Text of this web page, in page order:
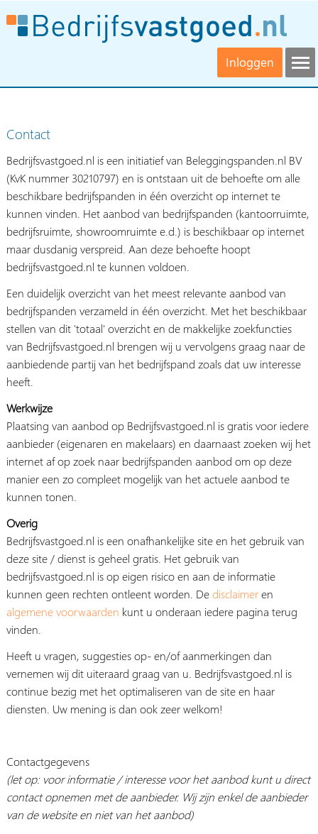
Inloggen
Contact
Bedrijfsvastgoed.nl is een initiatief van Beleggingspanden.nl BV
(KvK nummer 30210797) en is ontstaan uit de behoefte om alle
beschikbare bedrijfspanden in één overzicht op internet te
kunnen vinden. Het aanbod van bedrijfspanden (kantoorruimte,
bedrijfsruimte, showroomruimte e.d.) is beschikbaar op internet
maar dusdanig verspreid. Aan deze behoefte hoopt
bedrijfsvastgoed.nl te kunnen voldoen.
Een duidelijk overzicht van het meest relevante aanbod van
bedrijfspanden verzameld in één overzicht. Met het beschikbaar
stellen van dit 'totaal' overzicht en de makkelijke zoekfuncties
van Bedrijfsvastgoed.nl brengen wij u vervolgens graag naar de
aanbiedende partij van het bedrijfspand zoals dat uw interesse
heeft.
Werkwijze
Plaatsing van aanbod op Bedrijfsvastgoed.nl is gratis voor iedere
aanbieder (eigenaren en makelaars) en daarnaast zoeken wij het
internet af op zoek naar bedrijfspanden aanbod om op deze
manier een zo compleet mogelijk van het actuele aanbod te
kunnen tonen.
Overig
Bedrijfsvastgoed.nl is een onafhankelijke site en het gebruik van
deze site / dienst is geheel gratis. Het gebruik van
bedrijfsvastgoed.nl is op eigen risico en aan de informatie
kunnen geen rechten ontleent worden. Dedisclaimeren
algemene voorwaarden kunt u onderaan iedere pagina terug
vinden.
Heeft u vragen, suggesties op- en/of aanmerkingen dan
vernemen wij dit uiteraard graag van u. Bedrijfsvastgoed.nl is
continue bezig met het optimaliseren van de site en haar
diensten. Uw mening is dan ook zeer welkom!
Contactgegevens
(let op: voor informatie / interesse voor het aanbod kunt u direct
contact opnemen met de aanbieder. Wij zijn enkel de aanbieder
van de website en niet van het aanbod)